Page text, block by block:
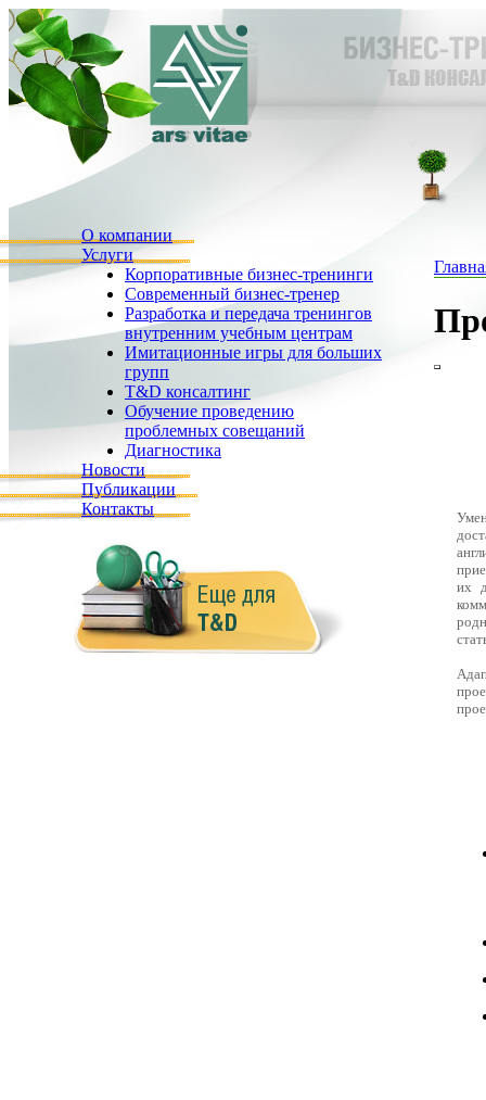
О компании
Услуги
Корпоративные бизнес-тренинги
Современный бизнес-тренер
Разработка и передача тренингов
внутренним учебным центрам
Имитационные игры для больших
групп
T&D консалтинг
Обучение проведению
проблемных совещаний
Диагностика
Новости
Публикации
Контакты
их